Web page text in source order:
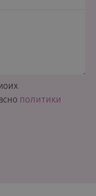
политики